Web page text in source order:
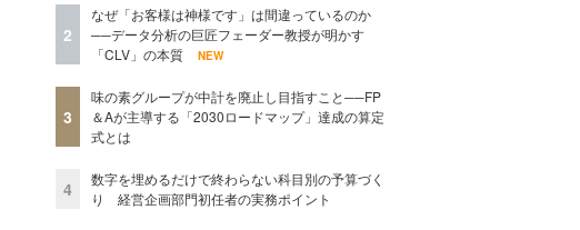
2
なぜ「お客様は神様です」は間違っているのか
──データ分析の巨匠フェーダー教授が明かす
「CLV」の本質
NEW
3
味の素グループが中計を廃止し目指すこと──FP
＆Aが主導する「2030ロードマップ」達成の算定
式とは
4
数字を埋めるだけで終わらない科目別の予算づく
り 経営企画部門初任者の実務ポイント